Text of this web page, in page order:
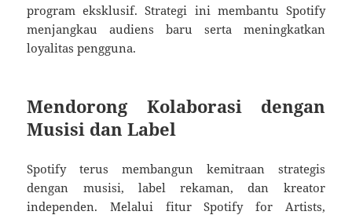
program eksklusif. Strategi ini membantu Spotify
menjangkau audiens baru serta meningkatkan
loyalitas pengguna.
Mendorong Kolaborasi dengan
Musisi dan Label
Spotify terus membangun kemitraan strategis
dengan musisi, label rekaman, dan kreator
independen. Melalui fitur Spotify for Artists,